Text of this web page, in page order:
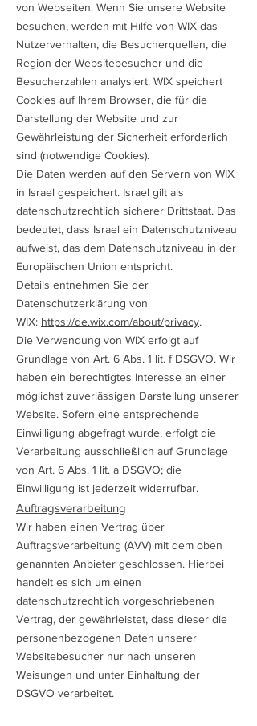
von Webseiten. Wenn Sie unsere Website
besuchen, werden mit Hilfe von WIX das
Nutzerverhalten, die Besucherquellen, die
Region der Websitebesucher und die
Besucherzahlen analysiert. WIX speichert
Cookies auf Ihrem Browser, die für die
Darstellung der Website und zur
Gewährleistung der Sicherheit erforderlich
sind (notwendige Cookies).
Die Daten werden auf den Servern von WIX
in Israel gespeichert. Israel gilt als
datenschutzrechtlich sicherer Drittstaat. Das
bedeutet, dass Israel ein Datenschutzniveau
aufweist, das dem Datenschutzniveau in der
Europäischen Union entspricht.
Details entnehmen Sie der
Datenschutzerklärung von
WIX: https://de.wix.com/about/privacy.
Die Verwendung von WIX erfolgt auf
Grundlage von Art. 6 Abs. 1 lit. f DSGVO. Wir
haben ein berechtigtes Interesse an einer
möglichst zuverlässigen Darstellung unserer
Website. Sofern eine entsprechende
Einwilligung abgefragt wurde, erfolgt die
Verarbeitung ausschließlich auf Grundlage
von Art. 6 Abs. 1 lit. a DSGVO; die
Einwilligung ist jederzeit widerrufbar.
Auftragsverarbeitung
Wir haben einen Vertrag über
Auftragsverarbeitung (AVV) mit dem oben
genannten Anbieter geschlossen. Hierbei
handelt es sich um einen
datenschutzrechtlich vorgeschriebenen
Vertrag, der gewährleistet, dass dieser die
personenbezogenen Daten unserer
Websitebesucher nur nach unseren
Weisungen und unter Einhaltung der
DSGVO verarbeitet.